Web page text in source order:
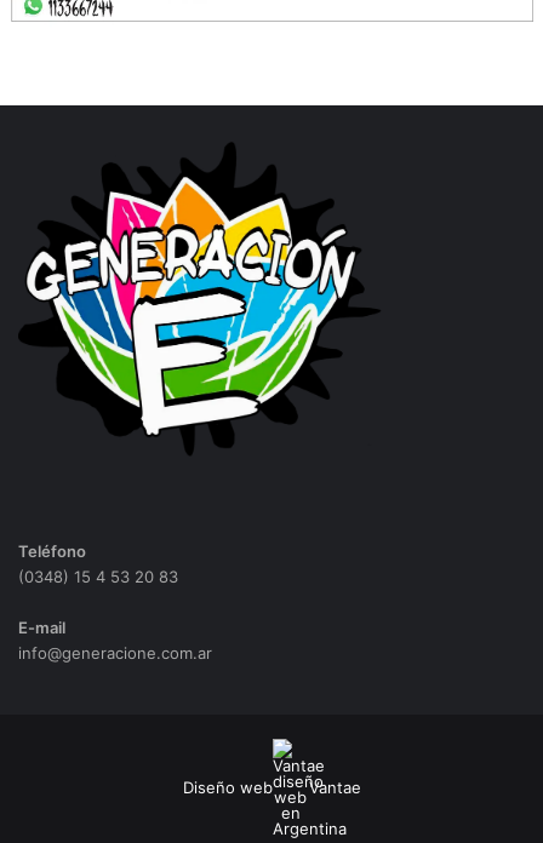
Teléfono
(0348) 15 4 53 20 83
E-mail
info@generacione.com.ar
Diseño web Vantae